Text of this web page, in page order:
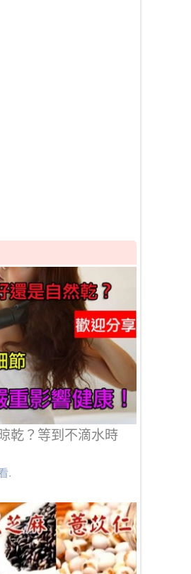
乾？等到不滴水時
.